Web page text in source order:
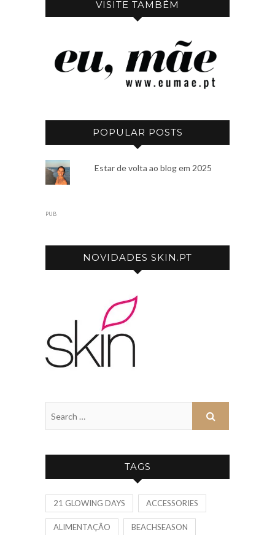
VISITE TAMBÉM
POPULAR POSTS
Estar de volta ao blog em 2025
PUB
NOVIDADES SKIN.PT
TAGS
21 GLOWING DAYS ACCESSORIES
ALIMENTAÇÃO BEACHSEASON